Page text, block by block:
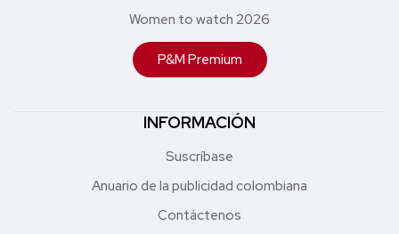
Women to watch 2026
P&M Premium
INFORMACIÓN
Suscríbase
Anuario de la publicidad colombiana
Contáctenos